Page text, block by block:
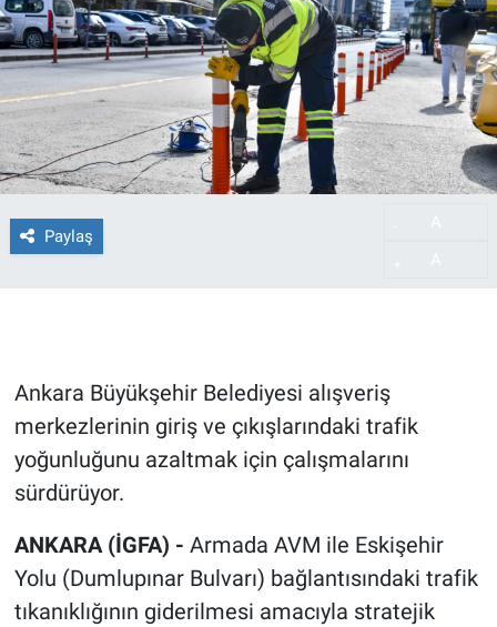
Paylaş
Ankara Büyükşehir Belediyesi alışveriş
merkezlerinin giriş ve çıkışlarındaki trafik
yoğunluğunu azaltmak için çalışmalarını
sürdürüyor.
ANKARA (İGFA) - Armada AVM ile Eskişehir
Yolu (Dumlupınar Bulvarı) bağlantısındaki trafik
tıkanıklığının giderilmesi amacıyla stratejik